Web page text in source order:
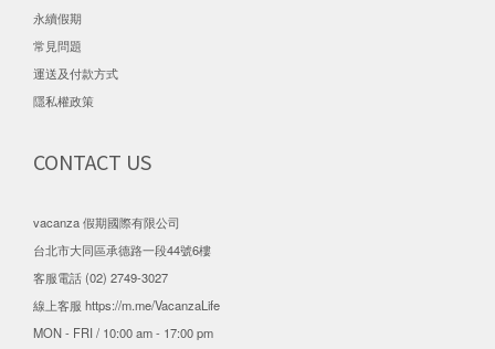
永續假期
常見問題
運送及付款方式
隱私權政策
CONTACT US
vacanza 假期國際有限公司
台北市大同區承德路一段44號6樓
客服電話 (02) 2749-3027
線上客服 https://m.me/VacanzaLife
MON - FRI / 10:00 am - 17:00 pm